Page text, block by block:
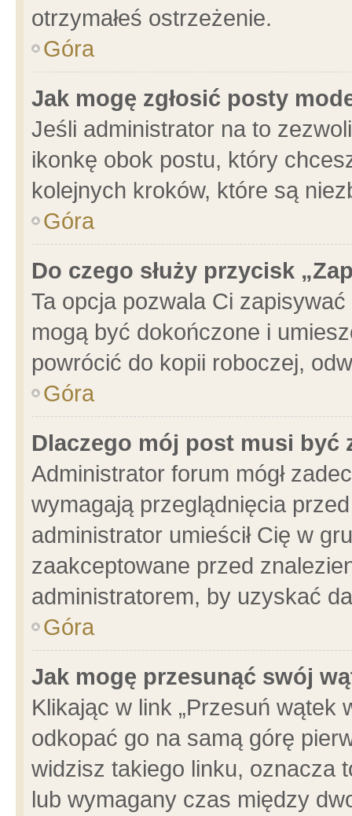
otrzymałeś ostrzeżenie.
Góra
Jak mogę zgłosić posty
Jeśli administrator na to
ikonkę obok postu, który
kolejnych kroków, które są
Góra
Do czego służy przycisk
Ta opcja pozwala Ci
mogą być dokończone i
powrócić do kopii roboczej,
Góra
Dlaczego mój post musi być
Administrator forum mógł
wymagają przeglądnięcia
administrator umieścił Cię w
zaakceptowane przed
administratorem, by uzyskać
Góra
Jak mogę przesunąć swój
Klikając w link „Przesuń wątek
odkopać go na samą górę
widzisz takiego linku, oznacza
lub wymagany czas między